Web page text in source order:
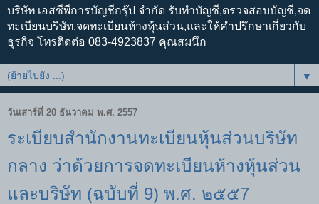
บริษัท เอสซีพีการบัญชีกรุ๊ป จำกัด รับทำบัญชี,ตรวจสอบบัญชี,จด
ทะเบียนบริษัท,จดทะเบียนห้างหุ้นส่วน,และให้คำปรึกษาเกี่ยวกับ
ธุรกิจ โทรติดต่อ 083-4923837 คุณสมนึก
▼
วันเสาร์ที่ 20 ธันวาคม พ.ศ. 2557
ระเบียบสำนักงานทะเบียนหุ้นส่วนบริษัท
กลาง ว่าด้วยการจดทะเบียนห้างหุ้นส่วน
และบริษัท (ฉบับที่ 9) พ.ศ. ๒๕๕7